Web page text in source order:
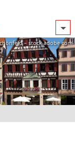
– stock.adobe.com